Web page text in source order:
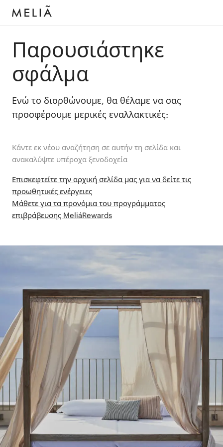
Παρουσιάστηκε
σφάλμα
Ενώ το διορθώνουμε, θα θέλαμε να σας
προσφέρουμε μερικές εναλλακτικές:
Κάντε εκ νέου αναζήτηση σε αυτήν τη σελίδα και
ανακαλύψτε υπέροχα ξενοδοχεία
Επισκεφτείτε την αρχική σελίδα μας για να δείτε τις
προωθητικές ενέργειες
Μάθετε για τα προνόμια του προγράμματος
επιβράβευσης MeliáRewards